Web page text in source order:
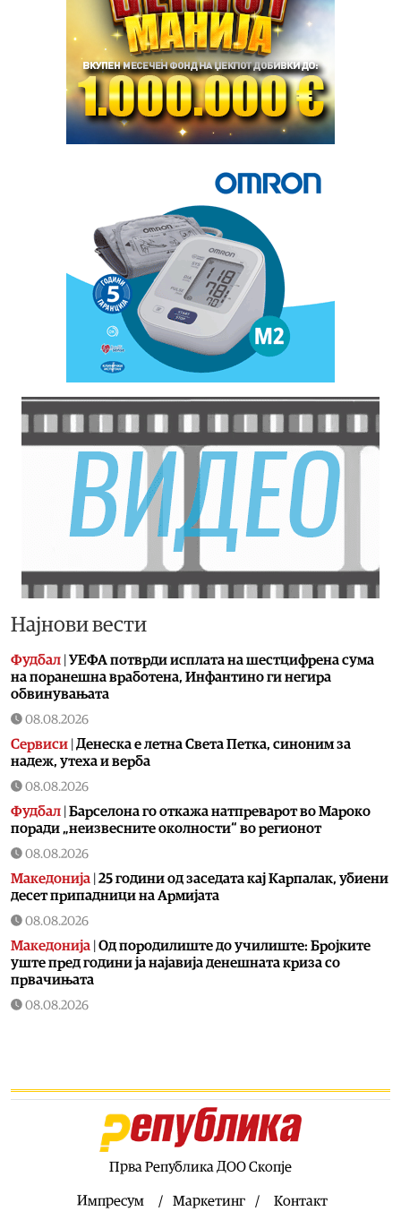
Најнови вести
Фудбал УЕФА потврди исплата на шестцифрена сума
на поранешна вработена, Инфантино ги негира
обвинувањата
08.08.2026
Сервиси Денеска е летна Света Петка, синоним за
надеж, утеха и верба
08.08.2026
Фудбал Барселона го откажа натпреварот во Мароко
поради „неизвесните околности“ во регионот
08.08.2026
Македонија 25 години од заседата кај Карпалак, убиени
десет припадници на Армијата
08.08.2026
Македонија Од породилиште до училиште: Бројките
уште пред години ја најавија денешната криза со
првачињата
08.08.2026
Здравје|Над 240 случаи на вирусот Западен Нил во
Европа, 13 регистрирани во Македонија
Тргнал за Германија, па по неколку километри
08.08.2026
Прва Република ДОО Скопје
Импресум Маркетинг Контакт